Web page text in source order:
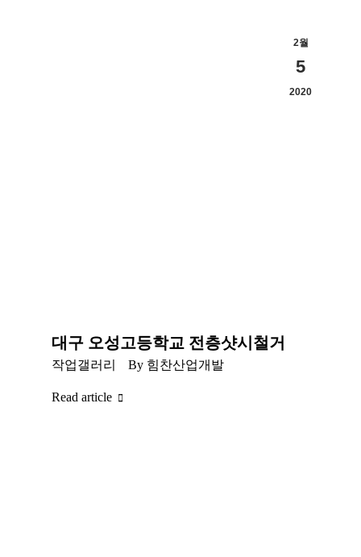
2월
5
2020
대구 오성고등학교 전층샷시철거
작업갤러리 By 힘찬산업개발
Read article